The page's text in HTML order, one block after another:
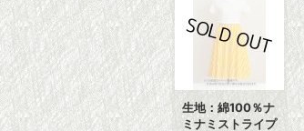
生地：綿100％ナ
ミナミストライプ